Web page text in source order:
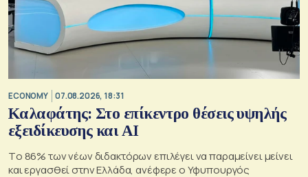
ECONOMY 07.08.2026, 18:31
Καλαφάτης: Στο επίκεντρο θέσεις υψηλής
εξειδίκευσης και AI
Tο 86% των νέων διδακτόρων επιλέγει να παραμείνει μείνει
και εργασθεί στην Ελλάδα, ανέφερε ο Υφυπουργός